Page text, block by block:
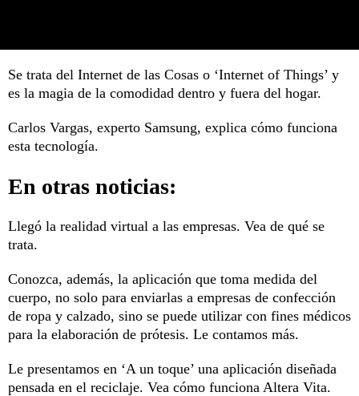
Se trata del Internet de las Cosas o ‘Internet of Things’ y
es la magia de la comodidad dentro y fuera del hogar.
Carlos Vargas, experto Samsung, explica cómo funciona
esta tecnología.
En otras noticias:
Llegó la realidad virtual a las empresas. Vea de qué se
trata.
Conozca, además, la aplicación que toma medida del
cuerpo, no solo para enviarlas a empresas de confección
de ropa y calzado, sino se puede utilizar con fines médicos
para la elaboración de prótesis. Le contamos más.
Le presentamos en ‘A un toque’ una aplicación diseñada
pensada en el reciclaje. Vea cómo funciona Altera Vita.